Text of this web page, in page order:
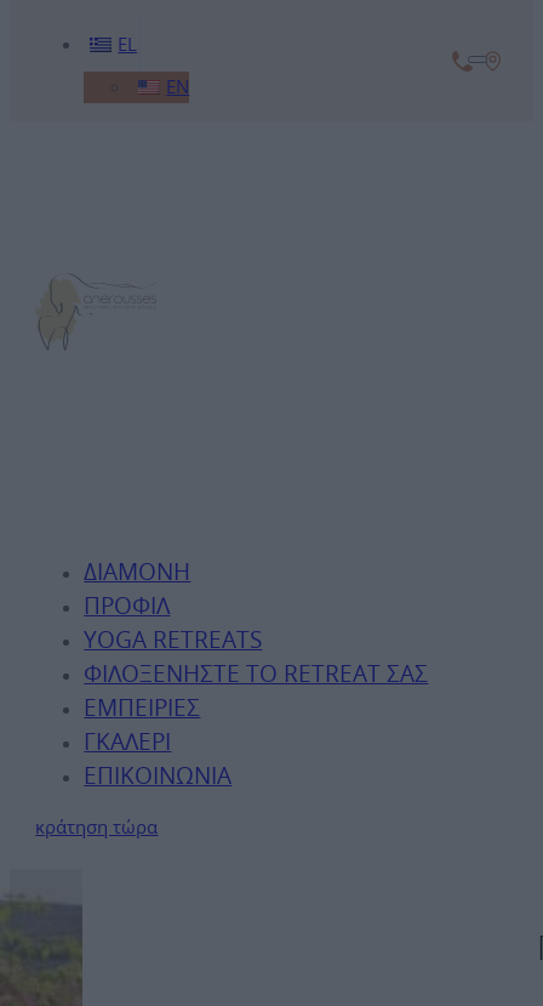
EL
EN
ΔΙΑΜΟΝΉ
ΠΡΟΦΊΛ
YOGA RETREATS
ΦΙΛΟΞΕΝΉΣΤΕ ΤΟ RETREAT ΣΑΣ
ΕΜΠΕΙΡΊΕΣ
ΓΚΑΛΕΡΊ
ΕΠΙΚΟΙΝΩΝΊΑ
κράτηση τώρα